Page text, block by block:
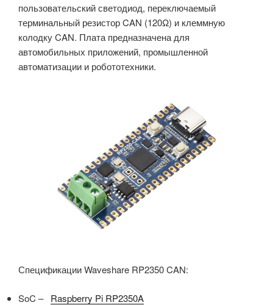
пользовательский светодиод, переключаемый
терминальный резистор CAN (120Ω) и клеммную
колодку CAN. Плата предназначена для
автомобильных приложений, промышленной
автоматизации и робототехники.
Спецификации Waveshare RP2350 CAN:
SoC – Raspberry Pi RP2350A